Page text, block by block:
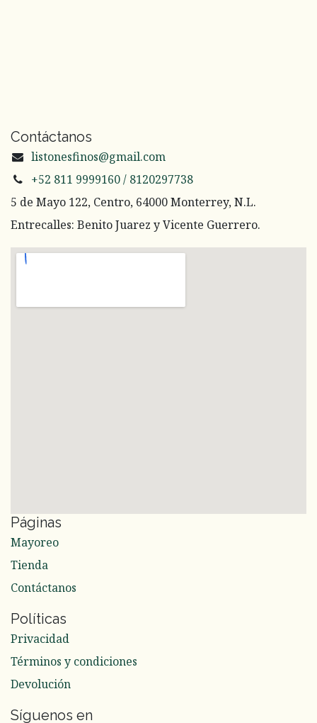
Contáctanos
listonesfinos@gmail.com
+52 811 9999160 / 8120297738
5 de Mayo 122, Centro, 64000 Monterrey, N.L.
Entrecalles: Benito Juarez y Vicente Guerrero.
Páginas
Mayoreo
Tienda
Contáctanos
Políticas
Privacidad
Términos y condiciones
Devolución
Síguenos en